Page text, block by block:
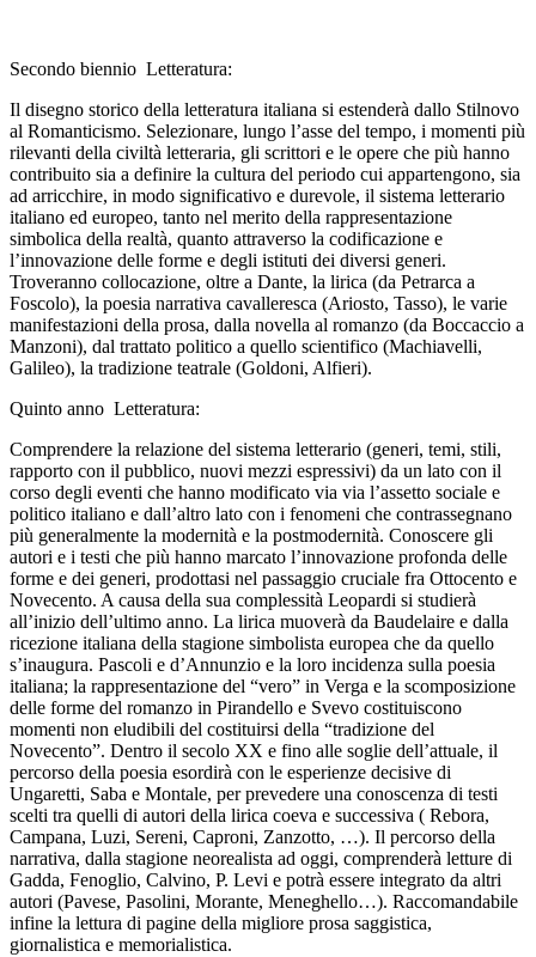
Secondo biennio Letteratura:
Il disegno storico della letteratura italiana si estenderà dallo Stilnovo
al Romanticismo. Selezionare, lungo l’asse del tempo, i momenti più
rilevanti della civiltà letteraria, gli scrittori e le opere che più hanno
contribuito sia a definire la cultura del periodo cui appartengono, sia
ad arricchire, in modo significativo e durevole, il sistema letterario
italiano ed europeo, tanto nel merito della rappresentazione
simbolica della realtà, quanto attraverso la codificazione e
l’innovazione delle forme e degli istituti dei diversi generi.
Troveranno collocazione, oltre a Dante, la lirica (da Petrarca a
Foscolo), la poesia narrativa cavalleresca (Ariosto, Tasso), le varie
manifestazioni della prosa, dalla novella al romanzo (da Boccaccio a
Manzoni), dal trattato politico a quello scientifico (Machiavelli,
Galileo), la tradizione teatrale (Goldoni, Alfieri).
Quinto anno Letteratura:
Comprendere la relazione del sistema letterario (generi, temi, stili,
rapporto con il pubblico, nuovi mezzi espressivi) da un lato con il
corso degli eventi che hanno modificato via via l’assetto sociale e
politico italiano e dall’altro lato con i fenomeni che contrassegnano
più generalmente la modernità e la postmodernità. Conoscere gli
autori e i testi che più hanno marcato l’innovazione profonda delle
forme e dei generi, prodottasi nel passaggio cruciale fra Ottocento e
Novecento. A causa della sua complessità Leopardi si studierà
all’inizio dell’ultimo anno. La lirica muoverà da Baudelaire e dalla
ricezione italiana della stagione simbolista europea che da quello
s’inaugura. Pascoli e d’Annunzio e la loro incidenza sulla poesia
italiana; la rappresentazione del “vero” in Verga e la scomposizione
delle forme del romanzo in Pirandello e Svevo costituiscono
momenti non eludibili del costituirsi della “tradizione del
Novecento”. Dentro il secolo XX e fino alle soglie dell’attuale, il
percorso della poesia esordirà con le esperienze decisive di
Ungaretti, Saba e Montale, per prevedere una conoscenza di testi
scelti tra quelli di autori della lirica coeva e successiva ( Rebora,
Campana, Luzi, Sereni, Caproni, Zanzotto, …). Il percorso della
narrativa, dalla stagione neorealista ad oggi, comprenderà letture di
Gadda, Fenoglio, Calvino, P. Levi e potrà essere integrato da altri
autori (Pavese, Pasolini, Morante, Meneghello…). Raccomandabile
infine la lettura di pagine della migliore prosa saggistica,
giornalistica e memorialistica.